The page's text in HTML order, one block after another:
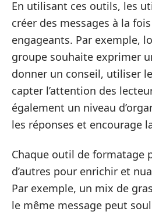
En utilisant ces outils, les
créer des messages à la
engageants. Par exemple,
groupe souhaite exprimer
donner un conseil, utiliser
capter l’attention des
également un niveau
les réponses et encourage
Chaque outil de formatage
d’autres pour enrichir et
Par exemple, un mix de
le même message peut